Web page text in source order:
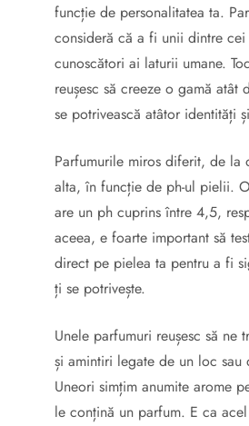
funcție de personalitatea ta.
consideră că a fi unii dintre
cunoscători ai laturii umane.
reușesc să creeze o gamă atât
se potrivească atâtor identități
Parfumurile miros diferit, de la
alta, în funcție de ph-ul pielii.
are un ph cuprins între 4,5,
aceea, e foarte important să
direct pe pielea ta pentru a fi
ți se potrivește.
Unele parfumuri reușesc să ne
și amintiri legate de un loc sau
Uneori simțim anumite arome
le conțină un parfum. E ca